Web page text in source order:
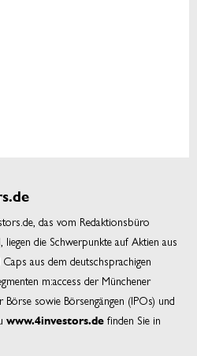
das vom Redaktionsbüro
die Schwerpunkte auf Aktien aus
aus dem deutschsprachigen
m:access der Münchener
sowie Börsengängen (IPOs) und
www.4investors.de finden Sie in